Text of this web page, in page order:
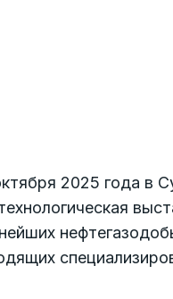
2025 года в